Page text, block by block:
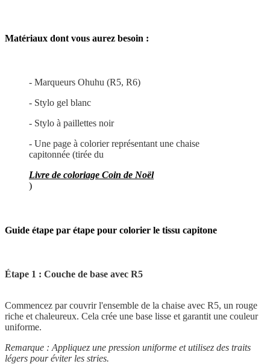
Matériaux dont vous aurez besoin :
- Marqueurs Ohuhu (R5, R6)
- Stylo gel blanc
- Stylo à paillettes noir
- Une page à colorier représentant une chaise
capitonnée (tirée du
Livre de coloriage Coin de Noël
)
Guide étape par étape pour colorier le tissu capitone
Étape 1 : Couche de base avec R5
Commencez par couvrir l'ensemble de la chaise avec R5, un rouge
riche et chaleureux. Cela crée une base lisse et garantit une couleur
uniforme.
Remarque : Appliquez une pression uniforme et utilisez des traits
légers pour éviter les stries.